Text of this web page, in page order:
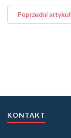
Poprzedni artykuł
KONTAKT